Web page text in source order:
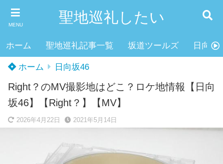
MENU 聖地巡礼したい
ホーム 聖地巡礼記事一覧 坂道ツールズ 日向坂
ホーム 日向坂46
Right？のMV撮影地はどこ？ロケ地情報【日向
坂46】【Right？】【MV】
2026年4月22日 2021年5月14日